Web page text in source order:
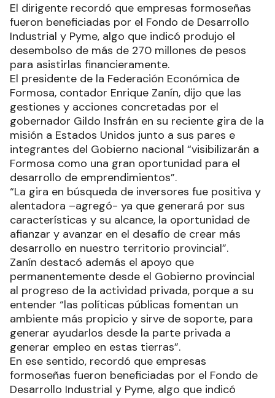
El dirigente recordó que empresas formoseñas
fueron beneficiadas por el Fondo de Desarrollo
Industrial y Pyme, algo que indicó produjo el
desembolso de más de 270 millones de pesos
para asistirlas financieramente.
El presidente de la Federación Económica de
Formosa, contador Enrique Zanín, dijo que las
gestiones y acciones concretadas por el
gobernador Gildo Insfrán en su reciente gira de la
misión a Estados Unidos junto a sus pares e
integrantes del Gobierno nacional “visibilizarán a
Formosa como una gran oportunidad para el
desarrollo de emprendimientos”.
“La gira en búsqueda de inversores fue positiva y
alentadora –agregó- ya que generará por sus
características y su alcance, la oportunidad de
afianzar y avanzar en el desafío de crear más
desarrollo en nuestro territorio provincial”.
Zanín destacó además el apoyo que
permanentemente desde el Gobierno provincial
al progreso de la actividad privada, porque a su
entender “las políticas públicas fomentan un
ambiente más propicio y sirve de soporte, para
generar ayudarlos desde la parte privada a
generar empleo en estas tierras”.
En ese sentido, recordó que empresas
formoseñas fueron beneficiadas por el Fondo de
Desarrollo Industrial y Pyme, algo que indicó